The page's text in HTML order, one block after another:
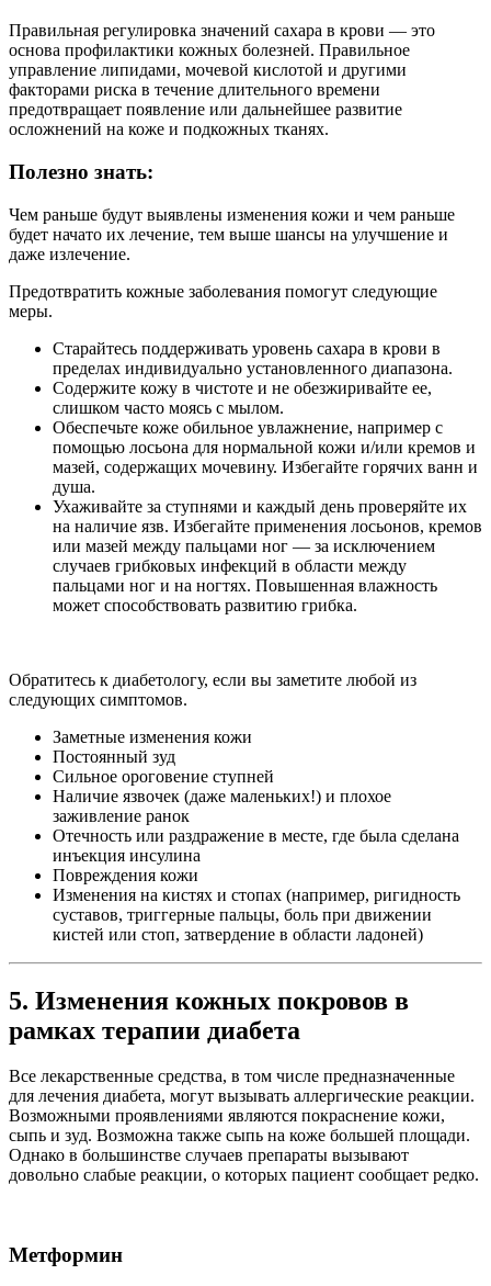
Правильная регулировка значений сахара в крови — это
основа профилактики кожных болезней. Правильное
управление липидами, мочевой кислотой и другими
факторами риска в течение длительного времени
предотвращает появление или дальнейшее развитие
осложнений на коже и подкожных тканях.
Полезно знать:
Чем раньше будут выявлены изменения кожи и чем раньше
будет начато их лечение, тем выше шансы на улучшение и
даже излечение.
Предотвратить кожные заболевания помогут следующие
меры.
Старайтесь поддерживать уровень сахара в крови в
пределах индивидуально установленного диапазона.
Содержите кожу в чистоте и не обезжиривайте ее,
слишком часто моясь с мылом.
Обеспечьте коже обильное увлажнение, например с
помощью лосьона для нормальной кожи и/или кремов и
мазей, содержащих мочевину. Избегайте горячих ванн и
душа.
Ухаживайте за ступнями и каждый день проверяйте их
на наличие язв. Избегайте применения лосьонов, кремов
или мазей между пальцами ног — за исключением
случаев грибковых инфекций в области между
пальцами ног и на ногтях. Повышенная влажность
может способствовать развитию грибка.
Обратитесь к диабетологу, если вы заметите любой из
следующих симптомов.
Заметные изменения кожи
Постоянный зуд
Сильное ороговение ступней
Наличие язвочек (даже маленьких!) и плохое
заживление ранок
Отечность или раздражение в месте, где была сделана
инъекция инсулина
Повреждения кожи
Изменения на кистях и стопах (например, ригидность
суставов, триггерные пальцы, боль при движении
кистей или стоп, затвердение в области ладоней)
5. Изменения кожных покровов в
рамках терапии диабета
Все лекарственные средства, в том числе предназначенные
для лечения диабета, могут вызывать аллергические реакции.
Возможными проявлениями являются покраснение кожи,
сыпь и зуд. Возможна также сыпь на коже большей площади.
Однако в большинстве случаев препараты вызывают
довольно слабые реакции, о которых пациент сообщает редко.
Метформин